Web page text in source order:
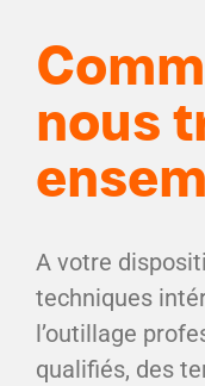
nous
A votre
techniques
l’outillage
qualifiés, des